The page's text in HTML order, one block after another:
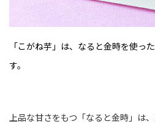
「こがね芋」は、なると金時を使っ
す。
上品な甘さをもつ「なると金時」は